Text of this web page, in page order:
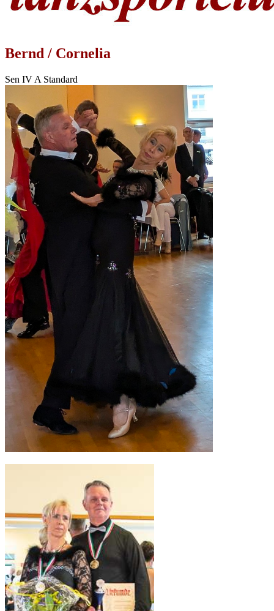
Bernd / Cornelia
Sen IV A Standard